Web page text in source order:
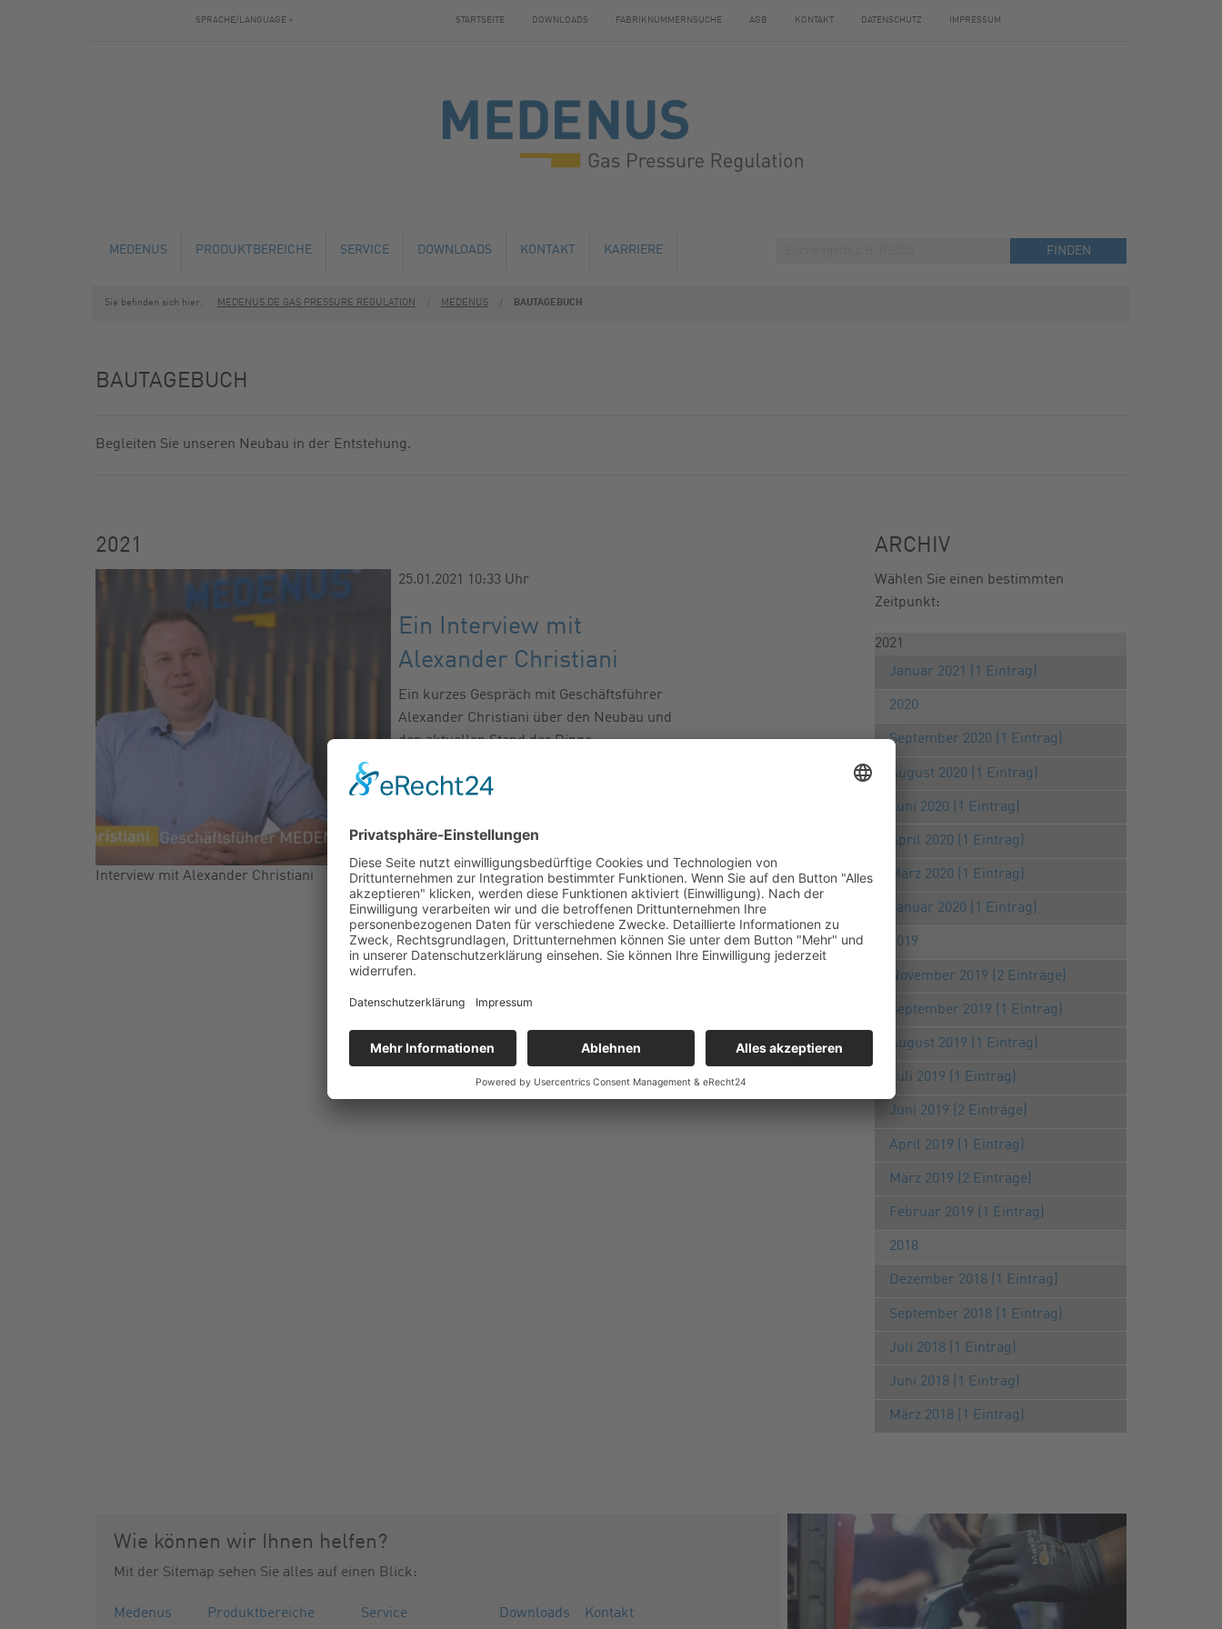
SPRACHE/LANGUAGE » STARTSEITE DOWNLOADS FABRIKNUMMERNSUCHE AGB KONTAKT DATENSCHUTZ IMPRESSUM
MEDENUS
AKTUELLES
PRODUKTBEREICHE
GASDRUCKREGLER
SICHERHEITSABBLASEVENTILE
SERVICE
TECHNISCHE ÄNDERUNG
DOWNLOADS KONTAKT
ÜBERNACHTUNGSMÖGLICHKEITEN
KARRIERE
Sie befinden sich hier: MEDENUS.DE GAS PRESSURE REGULATION MEDENUS BAUTAGEBUCH
BAUTAGEBUCH
Begleiten Sie unseren Neubau in der Entstehung.
2021
Interview mit Alexander Christiani
25.01.2021 10:33 Uhr
Ein Interview mit
Alexander Christiani
Ein kurzes Gespräch mit Geschäftsführer
Alexander Christiani über den Neubau und
den aktuellen Stand der Dinge.
…
ARCHIV
Wählen Sie einen bestimmten
Zeitpunkt:
2021
Januar 2021 (1 Eintrag)
2020
September 2020 (1 Eintrag)
August 2020 (1 Eintrag)
Juni 2020 (1 Eintrag)
April 2020 (1 Eintrag)
März 2020 (1 Eintrag)
Januar 2020 (1 Eintrag)
2019
November 2019 (2 Einträge)
September 2019 (1 Eintrag)
August 2019 (1 Eintrag)
Juli 2019 (1 Eintrag)
Juni 2019 (2 Einträge)
April 2019 (1 Eintrag)
März 2019 (2 Einträge)
Februar 2019 (1 Eintrag)
2018
Dezember 2018 (1 Eintrag)
September 2018 (1 Eintrag)
Juli 2018 (1 Eintrag)
Juni 2018 (1 Eintrag)
März 2018 (1 Eintrag)
Wie können wir Ihnen helfen?
Mit der Sitemap sehen Sie alles auf einen Blick:
Medenus Produktbereiche Service Downloads Kontakt